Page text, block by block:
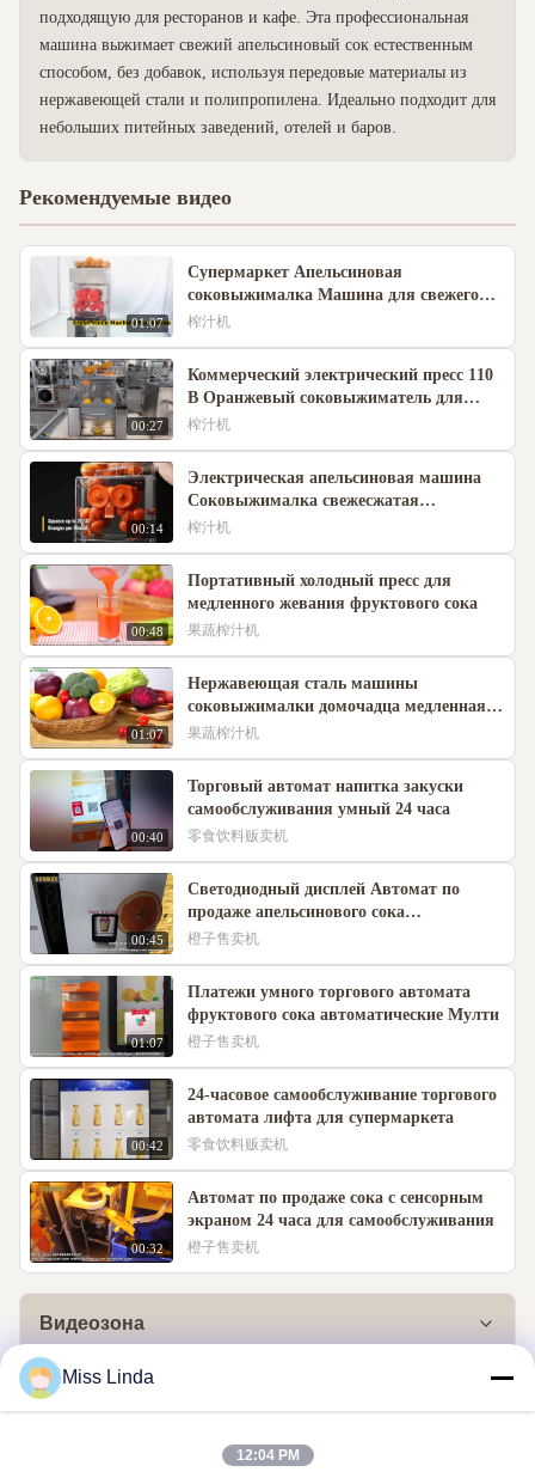
подходящую для ресторанов и кафе. Эта профессиональная
машина выжимает свежий апельсиновый сок естественным
способом, без добавок, используя передовые материалы из
нержавеющей стали и полипропилена. Идеально подходит для
небольших питейных заведений, отелей и баров.
Рекомендуемые видео
01:07
Супермаркет Апельсиновая
соковыжималка Машина для свежего
сока
榨汁机
00:27
Коммерческий электрический пресс 110
В Оранжевый соковыжиматель для
цитрусовых с корзиной из нержавеющей
榨汁机
00:14
Электрическая апельсиновая машина
Соковыжималка свежесжатая
коррозионностойкая
榨汁机
00:48
Портативный холодный пресс для
медленного жевания фруктового сока
果蔬榨汁机
01:07
Нержавеющая сталь машины
соковыжималки домочадца медленная
ударопрочная
果蔬榨汁机
00:40
Торговый автомат напитка закуски
самообслуживания умный 24 часа
零食饮料贩卖机
00:45
Светодиодный дисплей Автомат по
продаже апельсинового сока
Свежевыжатый
橙子售卖机
01:07
Платежи умного торгового автомата
фруктового сока автоматические Мулти
橙子售卖机
00:42
24-часовое самообслуживание торгового
автомата лифта для супермаркета
零食饮料贩卖机
00:32
Автомат по продаже сока с сенсорным
экраном 24 часа для самообслуживания
橙子售卖机
Видеозона
Все видео
Miss Linda
12:04 PM